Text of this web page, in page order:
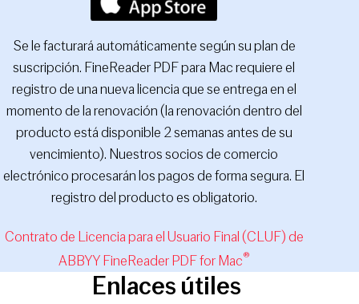
Se le facturará automáticamente según su plan de
suscripción. FineReader PDF para Mac requiere el
registro de una nueva licencia que se entrega en el
momento de la renovación (la renovación dentro del
producto está disponible 2 semanas antes de su
vencimiento). Nuestros socios de comercio
electrónico procesarán los pagos de forma segura. El
registro del producto es obligatorio.
Contrato de Licencia para el Usuario Final (CLUF) de
ABBYY FineReader PDF for Mac®
Enlaces útiles